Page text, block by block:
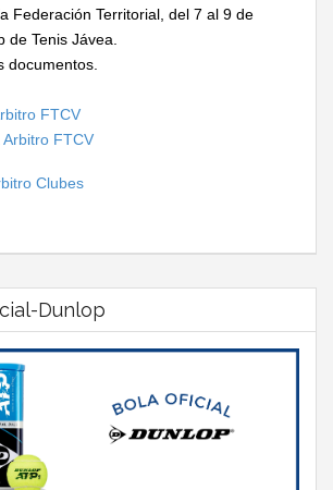
Federación Territorial, del 7 al 9 de
de Tenis Jávea.
documentos.
FTCV
Arbitro FTCV
Clubes
Dunlop